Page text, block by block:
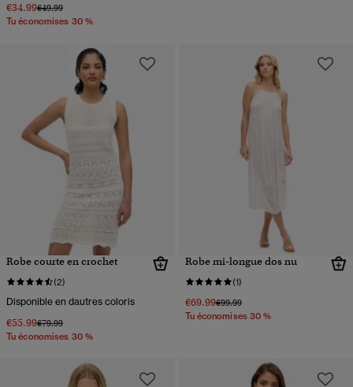
€34.99Prix réduit de
€49.99à
Tu économises 30 %
Robe courte en crochet
(2)
Disponible en dautres coloris
€55.99Prix réduit de
€79.99à
Tu économises 30 %
Robe mi-longue dos nu
(1)
€69.99Prix réduit de
€99.99à
Tu économises 30 %